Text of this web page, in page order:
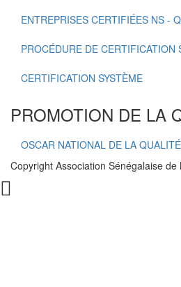
ENTREPRISES CERTIFIÉES NS -
PROCÉDURE DE CERTIFICATION
CERTIFICATION SYSTÈME
PROMOTION DE LA
OSCAR NATIONAL DE LA QUALITÉ
Copyright Association Sénégalaise de